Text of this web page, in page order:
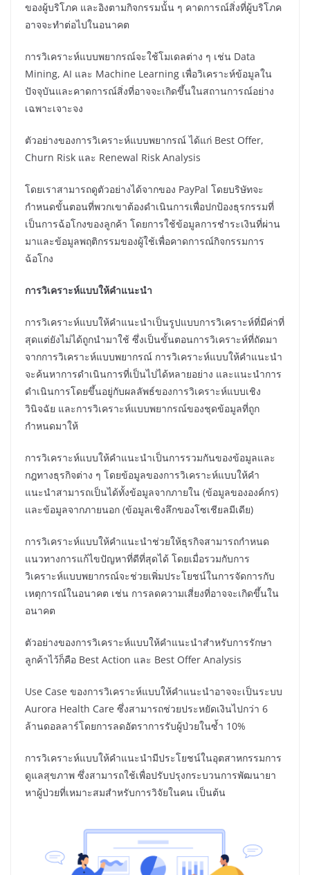
ของผู้บริโภค และอิงตามกิจกรรมนั้น ๆ คาดการณ์สิ่งที่ผู้บริโภค
อาจจะทำต่อไปในอนาคต
การวิเคราะห์แบบพยากรณ์จะใช้โมเดลต่าง ๆ เช่น Data
Mining, AI และ Machine Learning เพื่อวิเคราะห์ข้อมูลใน
ปัจจุบันและคาดการณ์สิ่งที่อาจจะเกิดขึ้นในสถานการณ์อย่าง
เฉพาะเจาะจง
ตัวอย่างของการวิเคราะห์แบบพยากรณ์ ได้แก่ Best Offer,
Churn Risk และ Renewal Risk Analysis
โดยเราสามารถดูตัวอย่างได้จากของ PayPal โดยบริษัทจะ
กำหนดขั้นตอนที่พวกเขาต้องดำเนินการเพื่อปกป้องธุรกรรมที่
เป็นการฉ้อโกงของลูกค้า โดยการใช้ข้อมูลการชำระเงินที่ผ่าน
มาและข้อมูลพฤติกรรมของผู้ใช้เพื่อคาดการณ์กิจกรรมการ
ฉ้อโกง
การวิเคราะห์แบบให้คำแนะนำ
การวิเคราะห์แบบให้คำแนะนำเป็นรูปแบบการวิเคราะห์ที่มีค่าที่
สุดแต่ยังไม่ได้ถูกนำมาใช้ ซึ่งเป็นขั้นตอนการวิเคราะห์ที่ถัดมา
จากการวิเคราะห์แบบพยากรณ์ การวิเคราะห์แบบให้คำแนะนำ
จะค้นหาการดำเนินการที่เป็นไปได้หลายอย่าง และแนะนำการ
ดำเนินการโดยขึ้นอยู่กับผลลัพธ์ของการวิเคราะห์แบบเชิง
วินิจฉัย และการวิเคราะห์แบบพยากรณ์ของชุดข้อมูลที่ถูก
กำหนดมาให้
การวิเคราะห์แบบให้คำแนะนำเป็นการรวมกันของข้อมูลและ
กฎทางธุรกิจต่าง ๆ โดยข้อมูลของการวิเคราะห์แบบให้คำ
แนะนำสามารถเป็นได้ทั้งข้อมูลจากภายใน (ข้อมูลขององค์กร)
และข้อมูลจากภายนอก (ข้อมูลเชิงลึกของโซเชียลมีเดีย)
การวิเคราะห์แบบให้คำแนะนำช่วยให้ธุรกิจสามารถกำหนด
แนวทางการแก้ไขปัญหาที่ดีที่สุดได้ โดยเมื่อรวมกับการ
วิเคราะห์แบบพยากรณ์จะช่วยเพิ่มประโยชน์ในการจัดการกับ
เหตุการณ์ในอนาคต เช่น การลดความเสี่ยงที่อาจจะเกิดขึ้นใน
อนาคต
ตัวอย่างของการวิเคราะห์แบบให้คำแนะนำสำหรับการรักษา
ลูกค้าไว้ก็คือ Best Action และ Best Offer Analysis
Use Case ของการวิเคราะห์แบบให้คำแนะนำอาจจะเป็นระบบ
Aurora Health Care ซึ่งสามารถช่วยประหยัดเงินไปกว่า 6
ล้านดอลลาร์โดยการลดอัตราการรับผู้ป่วยในซ้ำ 10%
การวิเคราะห์แบบให้คำแนะนำมีประโยชน์ในอุตสาหกรรมการ
ดูแลสุขภาพ ซึ่งสามารถใช้เพื่อปรับปรุงกระบวนการพัฒนายา
หาผู้ป่วยที่เหมาะสมสำหรับการวิจัยในคน เป็นต้น